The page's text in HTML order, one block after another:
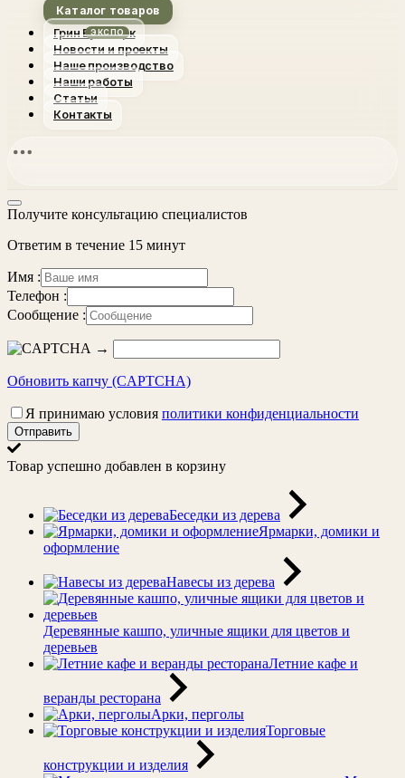
Каталог товаров
Грин Вуд Парк
Новости и проекты
Наше производство
Наши работы
Статьи
Контакты
Получите консультацию специалистов
Ответим в течение 15 минут
Имя :
Телефон :
Сообщение :
→
Обновить капчу (CAPTCHA)
Я принимаю условия политики конфиденциальности
Отправить
Товар успешно добавлен в корзину
Беседки из дерева
Ярмарки, домики и
оформление
Навесы из дерева
Деревянные кашпо, уличные ящики для цветов и
деревьев
Летние кафе и
веранды ресторана
Арки, перголы
Торговые
конструкции и изделия